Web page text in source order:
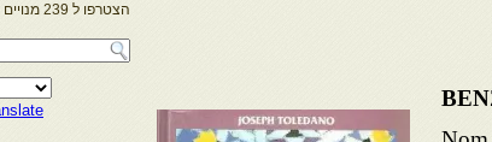
הצטרפו ל 239 מנויים נוספים